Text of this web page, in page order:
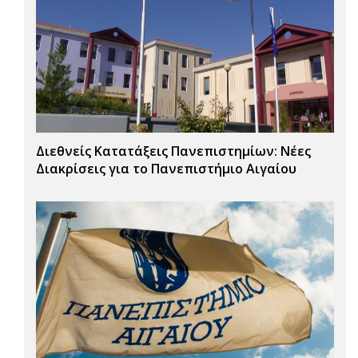
Διεθνείς Κατατάξεις Πανεπιστημίων: Νέες
Διακρίσεις για το Πανεπιστήμιο Αιγαίου